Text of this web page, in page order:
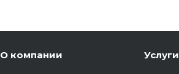
О компании Услуги